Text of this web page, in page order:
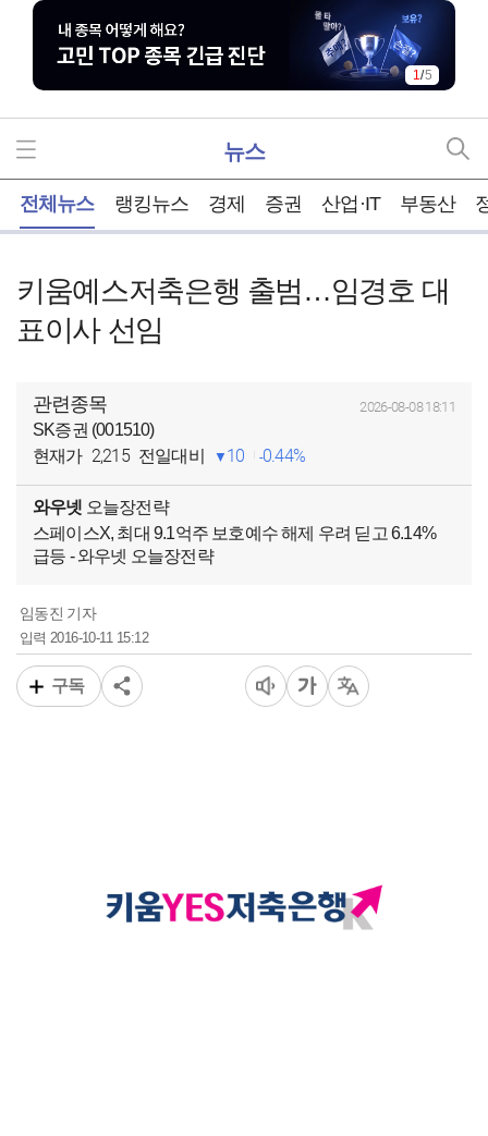
1/5
뉴스
전체뉴스 랭킹뉴스 경제 증권 산업·IT 부동산
키움예스저축은행 출범…임경호 대
표이사 선임
관련종목 2026-08-08 18:11
SK증권 (001510)
현재가 2,215 전일대비 10 0.44%
와우넷 오늘장전략
스페이스X, 최대 9.1억주 보호예수 해제 우려 딛고 6.14%
급등 - 와우넷 오늘장전략
임동진 기자
입력2016-10-11 15:12
구독